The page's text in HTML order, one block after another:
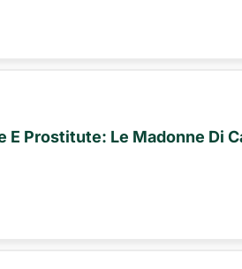
Prostitute: Le Madonne Di